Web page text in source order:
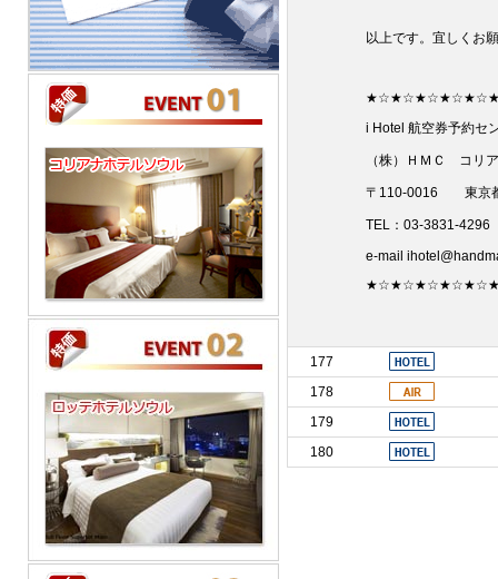
以上です。宜しくお
i Hotel 航空券予約セ
（株）ＨＭＣ コ
〒 110-0016 東京都
TEL ： 03-3831-4296
e-mail
177
178
179
180